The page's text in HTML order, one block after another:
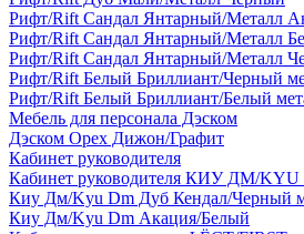
Рифт/Rift Сандал Янтарный/Металл
Рифт/Rift Сандал Янтарный/Металл
Рифт/Rift Сандал Янтарный/Металл
Рифт/Rift Белый Бриллиант/Черный
Рифт/Rift Белый Бриллиант/Белый
Мебель для персонала Дэском
Дэском Орех Дижон/Графит
Кабинет руководителя
Кабинет руководителя КИУ ДМ/KYU
Киу Дм/Kyu Dm Дуб Кендал/Черный
Киу Дм/Kyu Dm Акация/Белый